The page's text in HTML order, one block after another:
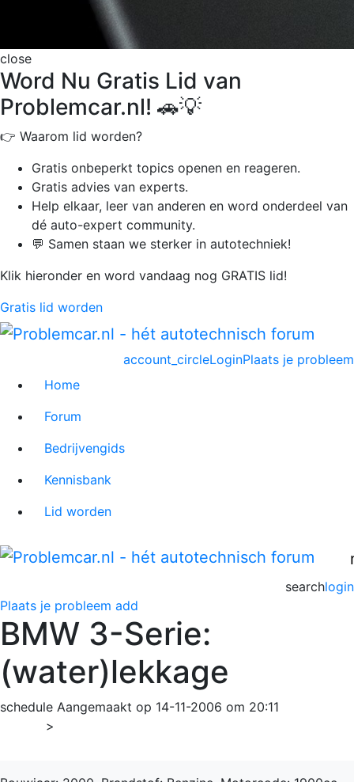
close
Word Nu Gratis Lid van
Problemcar.nl! 🚗💡
👉 Waarom lid worden?
Gratis onbeperkt topics openen en reageren.
Gratis advies van experts.
Help elkaar, leer van anderen en word onderdeel van
dé auto-expert community.
💬 Samen staan we sterker in autotechniek!
Klik hieronder en word vandaag nog GRATIS lid!
Gratis lid worden
Plaats je probleem
account_circleLogin
Home
Forum
Bedrijvengids
Kennisbank
Lid worden
login
search
Plaats je probleem add
BMW 3-Serie:
(water)lekkage
schedule Aangemaakt op 14-11-2006 om 20:11
>